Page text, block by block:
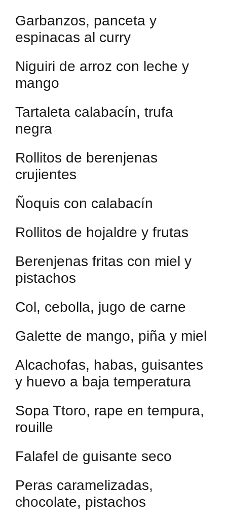
Garbanzos, panceta y
espinacas al curry
Niguiri de arroz con leche y
mango
Tartaleta calabacín, trufa
negra
Rollitos de berenjenas
crujientes
Ñoquis con calabacín
Rollitos de hojaldre y frutas
Berenjenas fritas con miel y
pistachos
Col, cebolla, jugo de carne
Galette de mango, piña y miel
Alcachofas, habas, guisantes
y huevo a baja temperatura
Sopa Ttoro, rape en tempura,
rouille
Falafel de guisante seco
Peras caramelizadas,
chocolate, pistachos